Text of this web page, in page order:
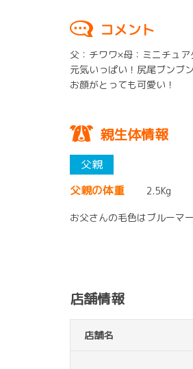
コメント
父：チワワ×母：ミニチュ
元気いっぱい！尻尾ブンブ
お顔がとっても可愛い！
親生体情報
父親の体重 2.5Kg
お父さんの毛色はブルーマ
店舗情報
店舗名